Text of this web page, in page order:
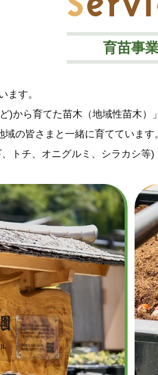
育苗事
ます。
)から育てた苗木（地域性苗木
の皆さまと一緒に育てています
トチ、オニグルミ、シラカシ等)